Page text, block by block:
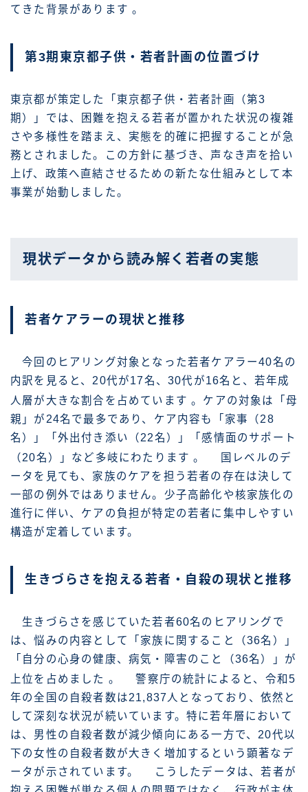
てきた背景があります。
第3期東京都子供・若者計画の位置づけ
東京都が策定した「東京都子供・若者計画（第3
期）」では、困難を抱える若者が置かれた状況の複雑
さや多様性を踏まえ、実態を的確に把握することが急
務とされました。この方針に基づき、声なき声を拾い
上げ、政策へ直結させるための新たな仕組みとして本
事業が始動しました。
現状データから読み解く若者の実態
若者ケアラーの現状と推移
今回のヒアリング対象となった若者ケアラー40名の
内訳を見ると、20代が17名、30代が16名と、若年成
人層が大きな割合を占めています。ケアの対象は「母
親」が24名で最多であり、ケア内容も「家事（28
名）」「外出付き添い（22名）」「感情面のサポート
（20名）」など多岐にわたります。 国レベルのデ
ータを見ても、家族のケアを担う若者の存在は決して
一部の例外ではありません。少子高齢化や核家族化の
進行に伴い、ケアの負担が特定の若者に集中しやすい
構造が定着しています。
生きづらさを抱える若者・自殺の現状と推移
生きづらさを感じていた若者60名のヒアリングで
は、悩みの内容として「家族に関すること（36名）」
「自分の心身の健康、病気・障害のこと（36名）」が
上位を占めました 。 警察庁の統計によると、令和5
年の全国の自殺者数は21,837人となっており、依然と
して深刻な状況が続いています。特に若年層において
は、男性の自殺者数が減少傾向にある一方で、20代以
下の女性の自殺者数が大きく増加するという顕著なデ
ータが示されています。 こうしたデータは、若者が